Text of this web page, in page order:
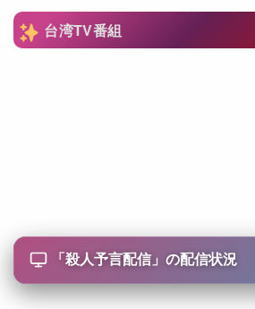
台湾TV番組
「 殺人予言配信」の配信状況